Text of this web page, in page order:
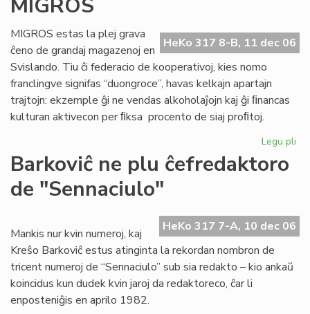
MIGROS
HeKo 317 8-B, 11 dec 06
MIGROS estas la plej grava
ĉeno de grandaj magazenoj en
Svislando. Tiu ĉi federacio de kooperativoj, kies nomo
franclingve signifas “duongroce”, havas kelkajn apartajn
trajtojn: ekzemple ĝi ne vendas alkoholaĵojn kaj ĝi ﬁnancas
kulturan aktivecon per ﬁksa procento de siaj proﬁtoj.
Legu pli
Barkoviĉ ne plu ĉefredaktoro
de "Sennaciulo"
HeKo 317 7-A, 10 dec 06
Mankis nur kvin numeroj, kaj
Kreŝo Barkoviĉ estus atinginta la rekordan nombron de
tricent numeroj de “Sennaciulo” sub sia redakto – kio ankaŭ
koincidus kun dudek kvin jaroj da redaktoreco, ĉar li
enposteniĝis en aprilo 1982.